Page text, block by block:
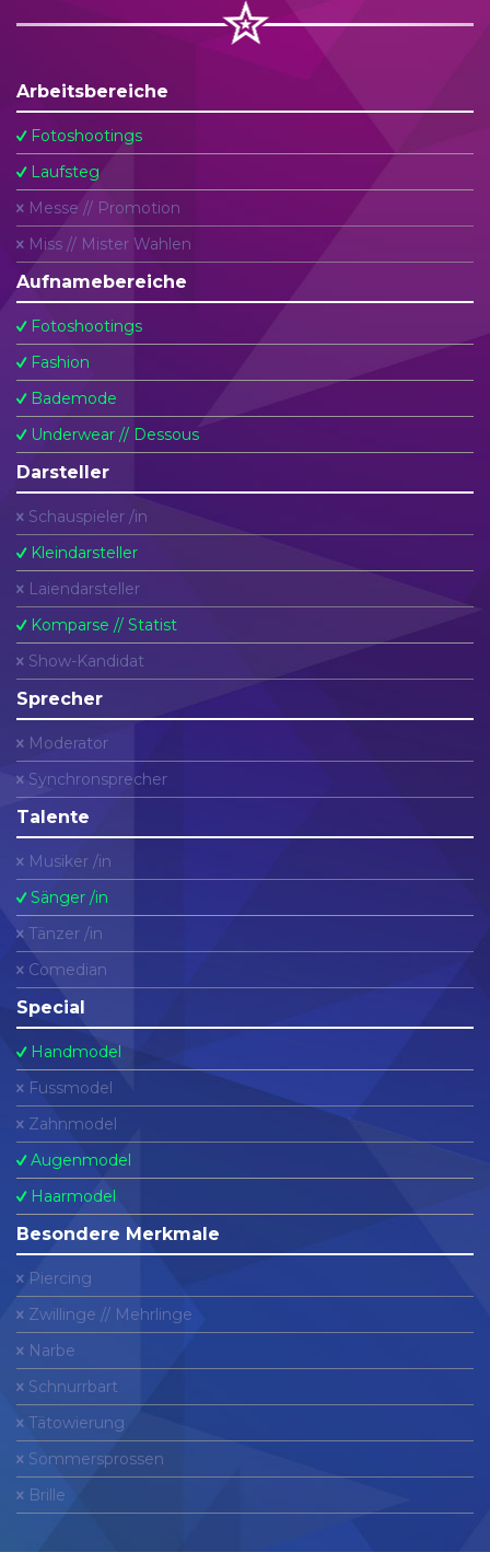
Arbeitsbereiche
Fotoshootings
Laufsteg
Messe // Promotion
Miss // Mister Wahlen
Aufnamebereiche
Fotoshootings
Fashion
Bademode
Underwear // Dessous
Darsteller
Schauspieler /in
Kleindarsteller
Laiendarsteller
Komparse // Statist
Show-Kandidat
Sprecher
Moderator
Synchronsprecher
Talente
Musiker /in
Sänger /in
Tänzer /in
Comedian
Special
Handmodel
Fussmodel
Zahnmodel
Augenmodel
Haarmodel
Besondere Merkmale
Piercing
Zwillinge // Mehrlinge
Narbe
Schnurrbart
Tätowierung
Sommersprossen
Brille